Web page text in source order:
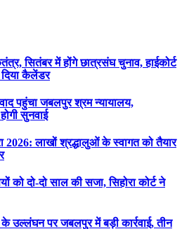
सितंबर में होंगे छात्रसंघ चुनाव, हाईकोर्ट
कैलेंडर
पहुंचा जबलपुर श्रम न्यायालय,
सुनवाई
लाखों श्रद्धालुओं के स्वागत को तैयार
को दो-दो साल की सजा, सिहोरा कोर्ट ने
उल्लंघन पर जबलपुर में बड़ी कार्रवाई, तीन